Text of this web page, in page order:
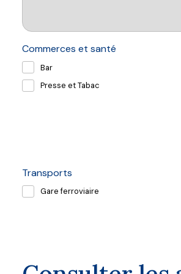
Commerces et santé
Bar
Presse et Tabac
Transports
Gare ferroviaire